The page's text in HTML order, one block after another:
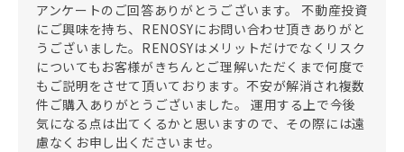
アンケートのご回答ありがとうございます。 不動産投資
にご興味を持ち、RENOSYにお問い合わせ頂きありがと
うございました。RENOSYはメリットだけでなくリスク
についてもお客様がきちんとご理解いただくまで何度で
もご説明をさせて頂いております。不安が解消され複数
件ご購入ありがとうございました。 運用する上で今後
気になる点は出てくるかと思いますので、その際には遠
慮なくお申し出くださいませ。